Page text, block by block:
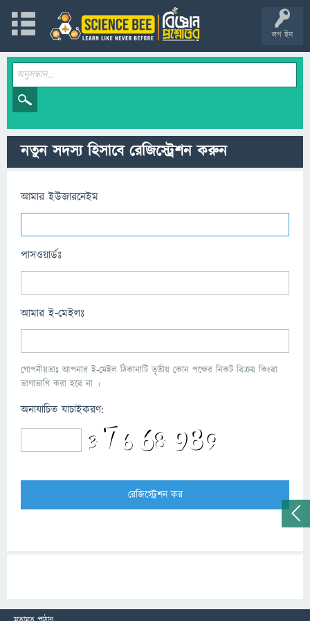
লগ ইন
নতুন সদস্য হিসাবে রেজিস্ট্রেশন করুন
আমার ইউজারনেইম
পাসওয়ার্ডঃ
আমার ই-মেইলঃ
গোপনীয়তাঃ আপনার ই-মেইল ঠিকানাটি তৃতীয় কোন পক্ষের নিকট বিক্রয় কিংবা
ভাগাভাগি করা হবে না ।
অনাযাচিত যাচাইকরণ: